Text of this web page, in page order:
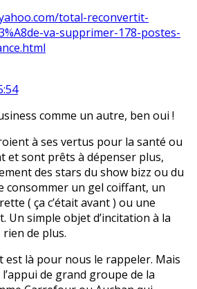
total-reconvertit-
va-supprimer-178-postes-
comme un autre, ben oui !
à ses vertus pour la santé ou
et sont prêts à dépenser plus,
des stars du show bizz ou du
un gel coiffant, un
( ça c’était avant ) ou une
Un simple objet d’incitation à la
de plus.
est là pour nous le rappeler. Mais
de grand groupe de la